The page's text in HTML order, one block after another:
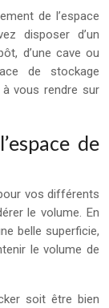
de l’espace
disposer d’un
d’une cave ou
de stockage
vous rendre sur
de
vos différents
le volume. En
belle superficie,
le volume de
soit être bien